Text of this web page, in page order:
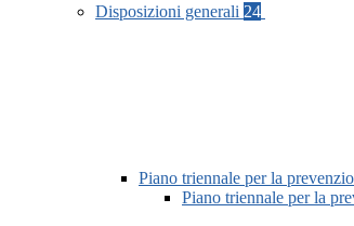
Disposizioni generali 24
Piano triennale per la
Piano triennale per la